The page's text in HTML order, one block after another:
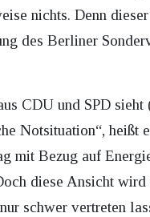
nichts. Denn
des Berliner
CDU und SPD
Notsituation“, heißt
mit Bezug auf
diese Ansicht
schwer vertreten